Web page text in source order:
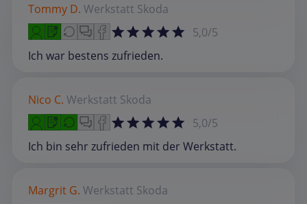
Tommy D. Werkstatt Skoda
5,0/5
Ich war bestens zufrieden.
Nico C. Werkstatt Skoda
5,0/5
Ich bin sehr zufrieden mit der Werkstatt.
Margrit G. Werkstatt Skoda